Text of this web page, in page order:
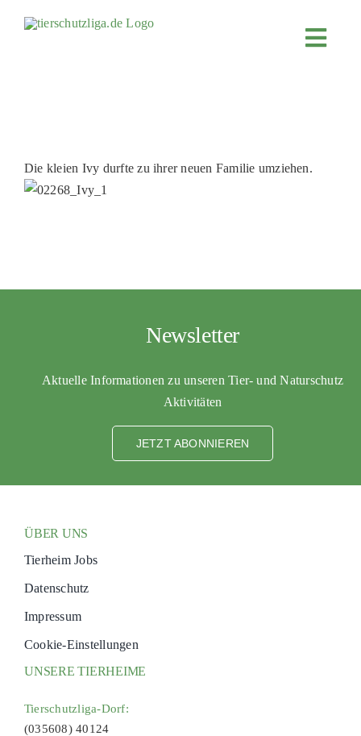
Die kleien Ivy durfte zu ihrer neuen Familie umziehen.
Newsletter
Aktuelle Informationen zu unseren Tier- und Naturschutz
Aktivitäten
JETZT ABONNIEREN
ÜBER UNS
Tierheim Jobs
Datenschutz
Impressum
Cookie-Einstellungen
UNSERE TIERHEIME
Tierschutzliga-Dorf:
(035608) 40124